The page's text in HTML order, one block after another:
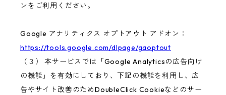
ンをご利用ください。
Google アナリティクス オプトアウト アドオン：
https://tools.google.com/dlpage/gaoptout
（３） 本サービスでは「Google Analyticsの広告向け
の機能」を有効にしており、下記の機能を利用し、広
告やサイト改善のためDoubleClick Cookieなどのサー